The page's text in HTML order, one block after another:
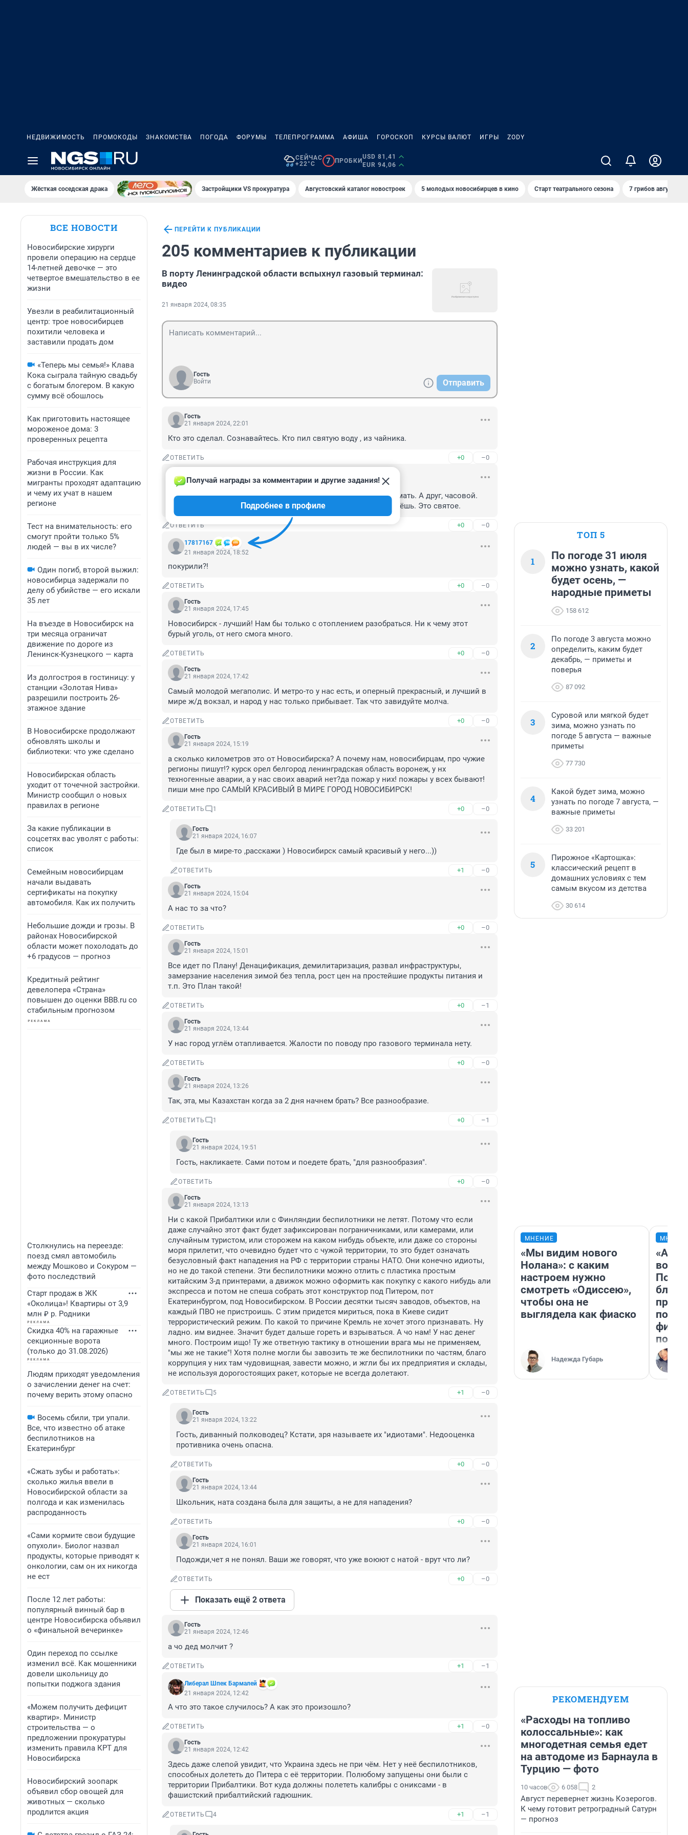
НЕДВИЖИМОСТЬ ПРОМОКОДЫ ЗНАКОМСТВА ПОГОДА ФОРУМЫ ТЕЛЕПРОГРАММА АФИША ГОРОСКОП КУРСЫ ВАЛЮТ ИГРЫ ZODY
СЕЙЧАС
+22°C
7 ПРОБКИ
USD 81,41
EUR 94,06
Жёсткая соседская драка Застройщики VS прокуратура Августовский каталог новостроек 5 молодых новосибирцев в кино Старт театрального сезона 7 грибов августа
ВСЕ НОВОСТИ
Новосибирские хирурги
провели операцию на сердце
14-летней девочке — это
четвертое вмешательство в ее
жизни
Увезли в реабилитационный
центр: трое новосибирцев
похитили человека и
заставили продать дом
«Теперь мы семья!» Клава
Кока сыграла тайную свадьбу
с богатым блогером. В какую
сумму всё обошлось
Как приготовить настоящее
мороженое дома: 3
проверенных рецепта
Рабочая инструкция для
жизни в России. Как
мигранты проходят адаптацию
и чему их учат в нашем
регионе
Тест на внимательность: его
смогут пройти только 5%
людей — вы в их числе?
Один погиб, второй выжил:
новосибирца задержали по
делу об убийстве — его искали
35 лет
На въезде в Новосибирск на
три месяца ограничат
движение по дороге из
Ленинск-Кузнецкого — карта
Из долгостроя в гостиницу: у
станции «Золотая Нива»
разрешили построить 26-
этажное здание
В Новосибирске продолжают
обновлять школы и
библиотеки: что уже сделано
Новосибирская область
уходит от точечной застройки.
Министр сообщил о новых
правилах в регионе
За какие публикации в
соцсетях вас уволят с работы:
список
Семейным новосибирцам
начали выдавать
сертификаты на покупку
автомобиля. Как их получить
Небольшие дожди и грозы. В
районах Новосибирской
области может похолодать до
+6 градусов — прогноз
Кредитный рейтинг
девелопера «Страна»
повышен до оценки BBB.ru со
стабильным прогнозом
Столкнулись на переезде:
поезд смял автомобиль
между Мошково и Сокуром —
фото последствий
Старт продаж в ЖК
«Околица»! Квартиры от 3,9
млн ₽ р. Родники
Скидка 40% на гаражные
секционные ворота
(только до 31.08.2026)
Людям приходят уведомления
о зачислении денег на счет:
почему верить этому опасно
Восемь сбили, три упали.
Все, что известно об атаке
беспилотников на
Екатеринбург
«Сжать зубы и работать»:
сколько жилья ввели в
Новосибирской области за
полгода и как изменилась
распроданность
«Сами кормите свои будущие
опухоли». Биолог назвал
продукты, которые приводят к
онкологии, сам он их никогда
не ест
После 12 лет работы:
популярный винный бар в
центре Новосибирска объявил
о «финальной вечеринке»
Один переход по ссылке
изменил всё. Как мошенники
довели школьницу до
попытки поджога здания
«Можем получить дефицит
квартир». Министр
строительства — о
предложении прокуратуры
изменить правила КРТ для
Новосибирска
Новосибирский зоопарк
объявил сбор овощей для
животных — сколько
продлится акция
ПЕРЕЙТИ К ПУБЛИКАЦИИ
205 комментариев к публикации
В порту Ленинградской области вспыхнул газовый терминал:
видео
21 января 2024, 08:35
Гость
Войти
Отправить
Гость
21 января 2024, 22:01
Кто это сделал. Сознавайтесь. Кто пил святую воду , из чайника.
ОТВЕТИТЬ +0 –0
21 января 2024, 21:58
Вы там. Внимательнее. Там есть ещё нефтяное. Это надо понимать. А друг, часовой.
Закурит на посту Герцеговину Флор. Еёбрансбойтом - не возьмёшь. Это святое.
ОТВЕТИТЬ +0 –0
17817167
Получай награды за комментарии и другие задания!
Подробнее в профиле
21 января 2024, 18:52
покурили?!
ОТВЕТИТЬ +0 –0
Гость
21 января 2024, 17:45
Новосибирск - лучший! Нам бы только с отоплением разобраться. Ни к чему этот
бурый уголь, от него смога много.
ОТВЕТИТЬ +0 –0
Гость
21 января 2024, 17:42
Самый молодой мегаполис. И метро-то у нас есть, и оперный прекрасный, и лучший в
мире ж/д вокзал, и народ у нас только прибывает. Так что завидуйте молча.
ОТВЕТИТЬ +0 –0
Гость
21 января 2024, 15:19
а сколько километров это от Новосибирска? А почему нам, новосибирцам, про чужие
регионы пишут!? курск орел белгород ленинградская область воронеж, у нх
техногенные аварии, а у нас своих аварий нет?да пожар у них! пожары у всех бывают!
пиши мне про САМЫЙ КРАСИВЫЙ В МИРЕ ГОРОД НОВОСИБИРСК!
ОТВЕТИТЬ 1 +0 –0
Гость
21 января 2024, 16:07
Где был в мире-то ,расскажи ) Новосибирск самый красивый у него...))
ОТВЕТИТЬ +1 –0
Гость
21 января 2024, 15:04
А нас то за что?
ОТВЕТИТЬ +0 –0
Гость
21 января 2024, 15:01
Все идет по Плану! Денацификация, демилитаризация, развал инфраструктуры,
замерзание населения зимой без тепла, рост цен на простейшие продукты питания и
т.п. Это План такой!
ОТВЕТИТЬ +0 –1
Гость
21 января 2024, 13:44
У нас город углём отапливается. Жалости по поводу про газового терминала нету.
ОТВЕТИТЬ +0 –0
Гость
21 января 2024, 13:26
Так, эта, мы Казахстан когда за 2 дня начнем брать? Все разнообразие.
ОТВЕТИТЬ 1 +0 –1
Гость
21 января 2024, 19:51
Гость, накликаете. Сами потом и поедете брать, "для разнообразия".
ОТВЕТИТЬ +0 –0
Гость
21 января 2024, 13:13
Ни с какой Прибалтики или с Финляндии беспилотники не летят. Потому что если
даже случайно этот факт будет зафиксирован пограничниками, или камерами, или
случайным туристом, или сторожем на каком нибудь объекте, или даже со стороны
моря прилетит, что очевидно будет что с чужой территории, то это будет означать
безусловный факт нападения на РФ с территории страны НАТО. Они конечно идиоты,
но не до такой степени. Эти беспилотники можно отлить с пластика простым
китайским 3-д принтерами, а движок можно оформить как покупку с какого нибудь али
экспресса и потом не спеша собрать этот конструктор под Питером, пот
Екатеринбургом, под Новосибирском. В России десятки тысяч заводов, объектов, на
каждый ПВО не пристроишь. С этим придется мириться, пока в Киеве сидит
террористический режим. По какой то причине Кремль не хочет этого признавать. Ну
ладно. им виднее. Значит будет дальше гореть и взрываться. А чо нам! У нас денег
много. Построим ищо! Ту же ответную тактику в отношении врага мы не применяем,
"мы же не такие"! Хотя полне могли бы завозить те же беспилотники по частям, благо
коррупция у них там чудовищная, завести можно, и жгли бы их предприятия и склады,
не используя дорогостоящих ракет, которые не всегда долетают.
ОТВЕТИТЬ 5 +1 –0
Гость
21 января 2024, 13:22
Гость, диванный полководец? Кстати, зря называете их "идиотами". Недооценка
противника очень опасна.
ОТВЕТИТЬ +0 –0
Гость
21 января 2024, 13:44
Школьник, ната создана была для защиты, а не для нападения?
ОТВЕТИТЬ +0 –0
Гость
21 января 2024, 16:01
Подожди,чет я не понял. Ваши же говорят, что уже воюют с натой - врут что ли?
ОТВЕТИТЬ +0 –0
Показать ещё 2 ответа
Гость
21 января 2024, 12:46
а чо дед молчит ?
ОТВЕТИТЬ +1 –1
Либерал Шпек Бармалей
21 января 2024, 12:42
А что это такое случилось? А как это произошло?
ОТВЕТИТЬ +1 –0
Гость
21 января 2024, 12:42
Здесь даже слепой увидит, что Украина здесь не при чём. Нет у неё беспилотников,
способных долететь до Питера с её территории. Полюбому запущены они были с
территории Прибалтики. Вот куда должны полететь калибры с ониксами - в
фашистский прибалтийский гадюшник.
ОТВЕТИТЬ 4 +1 –1
ТОП 5
1
По погоде 31 июля
можно узнать, какой
будет осень, —
народные приметы
158 612
2
По погоде 3 августа можно
определить, каким будет
декабрь, — приметы и
поверья
87 092
3
Суровой или мягкой будет
зима, можно узнать по
погоде 5 августа — важные
приметы
77 730
4
Какой будет зима, можно
узнать по погоде 7 августа, —
важные приметы
33 201
5
Пирожное «Картошка»:
классический рецепт в
домашних условиях с тем
самым вкусом из детства
30 614
МНЕНИЕ
«Мы видим нового
Нолана»: с каким
настроем нужно
смотреть «Одиссею»,
чтобы она не
выглядела как фиаско
Надежда Губарь
вот
РЕКОМЕНДУЕМ
«Расходы на топливо
колоссальные»: как
многодетная семья едет
на автодоме из Барнаула в
Турцию — фото
10 часов 6 058 2
Август перевернет жизнь Козерогов.
К чему готовит ретроградный Сатурн
— прогноз